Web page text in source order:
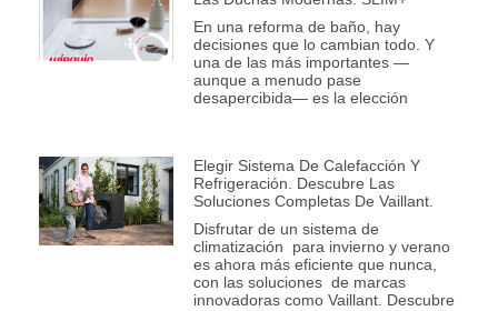
En una reforma de baño, hay
decisiones que lo cambian todo. Y
una de las más importantes —
aunque a menudo pase
desapercibida— es la elección
Elegir Sistema De Calefacción Y
Refrigeración. Descubre Las
Soluciones Completas De Vaillant.
Disfrutar de un sistema de
climatización para invierno y verano
es ahora más eficiente que nunca,
con las soluciones de marcas
innovadoras como Vaillant. Descubre